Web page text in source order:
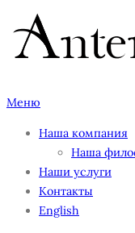
Перейти
содержимому
Меню
Наша компания
Наша
Наши услуги
Контакты
English